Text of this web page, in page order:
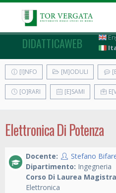
DIDATTICAWEB
[I]NFO [M]ODULI
[O]RARI [E]SAMI
Elettronica Di Potenza
Docente:
Stefano
Dipartimento: Ingegneria
Corso Di Laurea
Elettronica